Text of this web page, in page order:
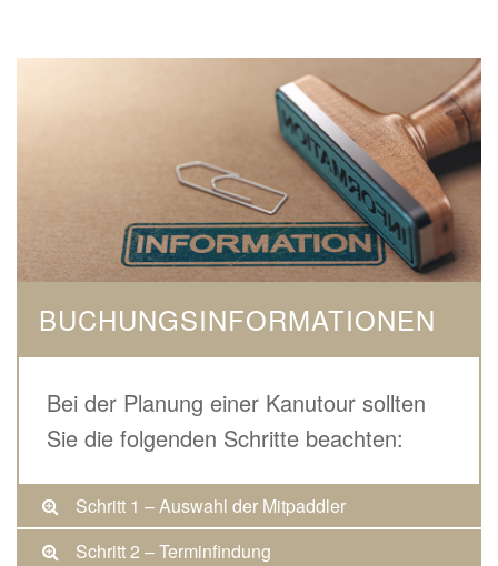
BUCHUNGSINFORMATIONEN
Bei der Planung einer Kanutour sollten
Sie die folgenden Schritte beachten:
Schritt 1 – Auswahl der Mitpaddler
Schritt 2 – Terminfindung